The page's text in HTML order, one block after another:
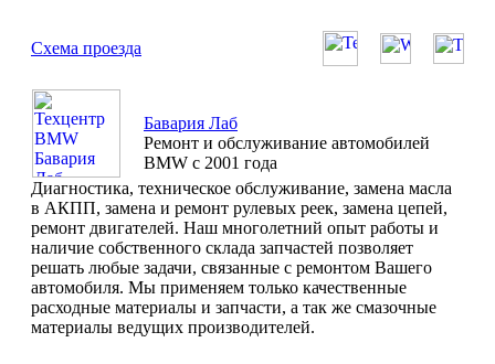
Схема проезда
Бавария Лаб
Ремонт и обслуживание автомобилей
BMW с 2001 года
Диагностика, техническое обслуживание, замена масла
в АКПП, замена и ремонт рулевых реек, замена цепей,
ремонт двигателей. Наш многолетний опыт работы и
наличие собственного склада запчастей позволяет
решать любые задачи, связанные с ремонтом Вашего
автомобиля. Мы применяем только качественные
расходные материалы и запчасти, а так же смазочные
материалы ведущих производителей.